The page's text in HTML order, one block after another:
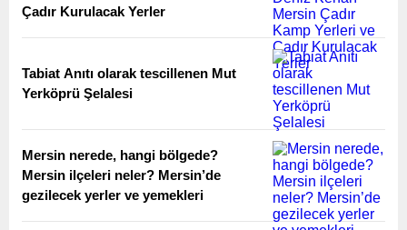
Çadır Kurulacak Yerler
Tabiat Anıtı olarak tescillenen Mut
Yerköprü Şelalesi
Mersin nerede, hangi bölgede?
Mersin ilçeleri neler? Mersin’de
gezilecek yerler ve yemekleri